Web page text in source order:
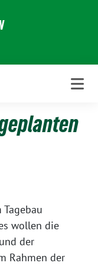
wollen die
der
Rahmen der